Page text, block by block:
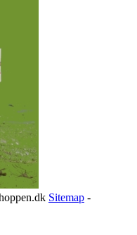
Sitemap -